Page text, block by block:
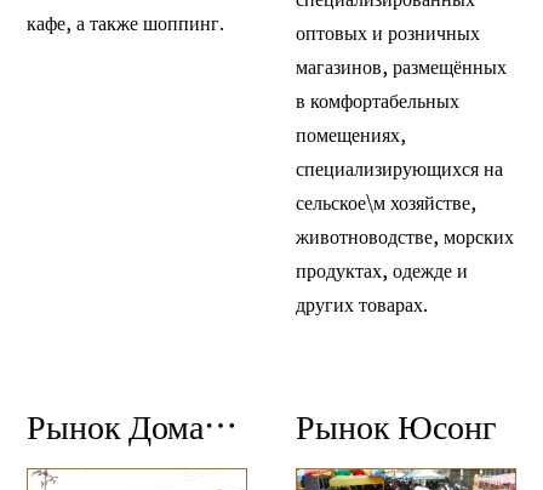
кафе, а также шоппинг.
оптовых и розничных
магазинов, размещённых
в комфортабельных
помещениях,
специализирующихся на
сельское\м хозяйстве,
животноводстве, морских
продуктах, одежде и
других товарах.
Рынок Домакын Рынок Юсонг